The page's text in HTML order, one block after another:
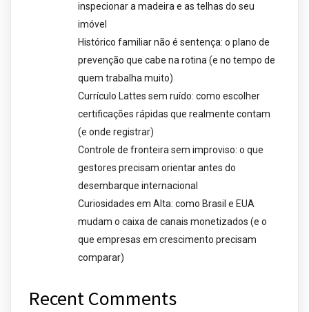
inspecionar a madeira e as telhas do seu
imóvel
Histórico familiar não é sentença: o plano de
prevenção que cabe na rotina (e no tempo de
quem trabalha muito)
Currículo Lattes sem ruído: como escolher
certificações rápidas que realmente contam
(e onde registrar)
Controle de fronteira sem improviso: o que
gestores precisam orientar antes do
desembarque internacional
Curiosidades em Alta: como Brasil e EUA
mudam o caixa de canais monetizados (e o
que empresas em crescimento precisam
comparar)
Recent Comments